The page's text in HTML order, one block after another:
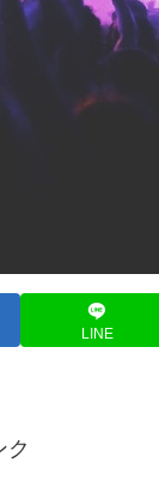
LINE
ク